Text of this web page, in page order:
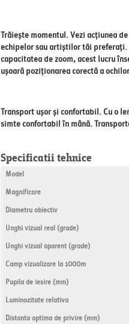
Trăiește momentul. Vezi acțiunea
echipelor sau artiștilor tăi
capacitatea de zoom, acest lucru
ușoară poziționarea corectă a
Transport ușor și confortabil.Cu o
simte confortabil în mână.
Specificatii tehnice
Model
Magnificare
Diametru obiectiv
Unghi vizual real (grade)
Unghi vizual aparent (grade)
Camp vizualizare la 1000m
Pupila de iesire (mm)
Luminozitate relativa
Distanta optima de privire (mm)